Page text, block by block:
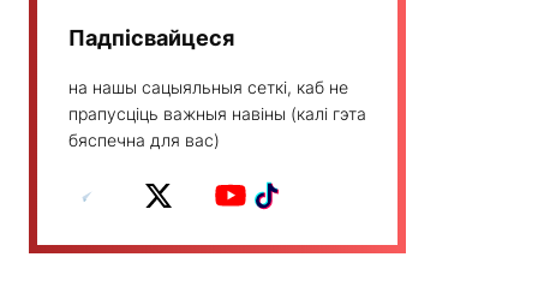
Падпісвайцеся
на нашы сацыяльныя сеткі, каб не
прапусціць важныя навіны (калі гэта
бяспечна для вас)